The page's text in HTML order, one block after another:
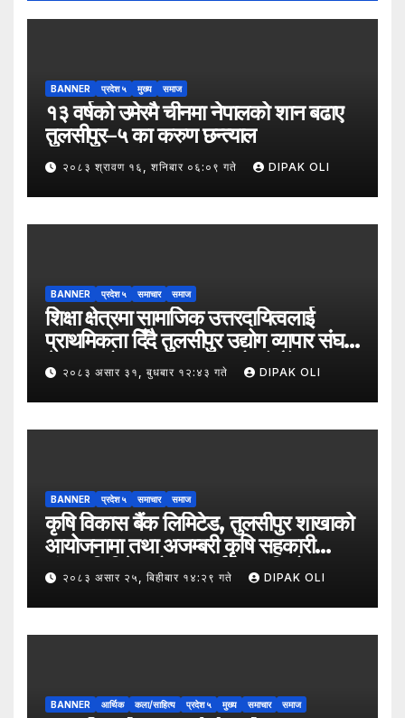
BANNER प्रदेश ५ मुख्य समाज
१३ वर्षको उमेरमै चीनमा नेपालको शान बढाए
तुलसीपुर–५ का करुण छन्त्याल
२०८३ श्रावण १६, शनिबार ०६:०९ गते DIPAK OLI
BANNER प्रदेश ५ समाचार समाज
शिक्षा क्षेत्रमा सामाजिक उत्तरदायित्वलाई
प्राथमिकता दिँदै तुलसीपुर उद्योग व्यापार संघले
नेपाल उद्योग व्यापार महासंघको पाँचौँ स्थापना
दिवसको अवसर पारेर तुलसीपुर
उपमहानगरपालिका–५, गैरापातु स्थित श्री
जनश्रमिक आ बि विद्यालयका विद्यार्थीहरूलाई
२०८३ असार ३१, बुधबार १२:४३ गते DIPAK OLI
BANNER प्रदेश ५ समाचार समाज
कृषि विकास बैंक लिमिटेड, तुलसीपुर शाखाको
आयोजनामा तथा अजम्बरी कृषि सहकारी
संस्था लिमिटेडको सहकार्यमा “कृषिको
समावेशी रूपान्तरणका लागि मूल्य शृङ्खला
(VITA) कार्यक्रम अन्तर्गत तरकारी उत्पादक
किसान र व्यापारीबीच व्यवसाय विस्तार सम्बन्धी
२०८३ असार २५, बिहीबार १४:२९ गते DIPAK OLI
BANNER आर्थिक कला/साहित्य प्रदेश ५ मुख्य समाचार समाज